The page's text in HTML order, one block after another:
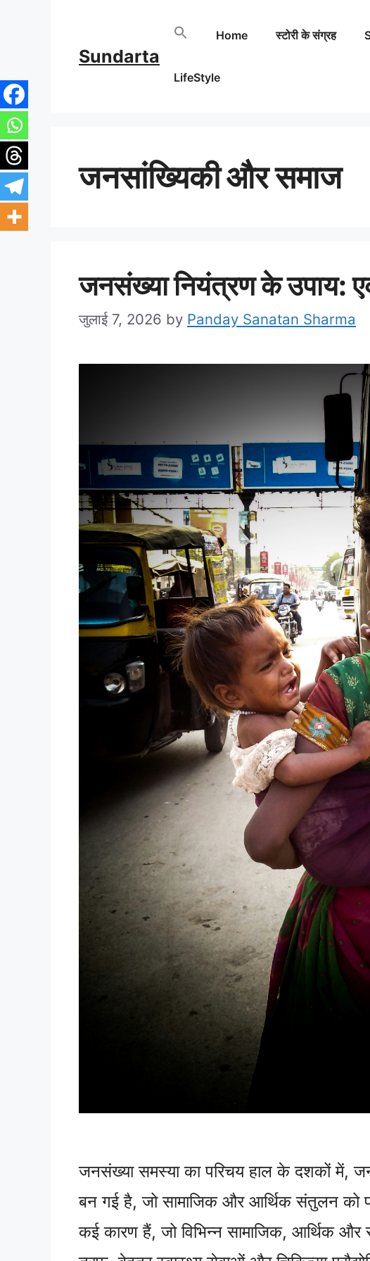
content
Sundarta
Home स्टोरी के संग्रह
LifeStyle
जनसांख्यिकी और समाज
जनसंख्या नियंत्रण के उपाय:
जुलाई 7, 2026 by Panday Sanatan Sharma
जनसंख्या समस्या का परिचय हाल के दशकों में,
बन गई है, जो सामाजिक और आर्थिक संतुलन को
कई कारण हैं, जो विभिन्न सामाजिक, आर्थिक